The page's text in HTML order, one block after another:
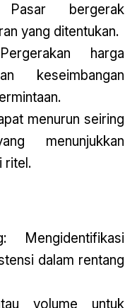
Pasar bergerak
yang ditentukan.
harga
keseimbangan
menurun seiring
menunjukkan
ritel.
Mengidentifikasi
dalam rentang
volume untuk